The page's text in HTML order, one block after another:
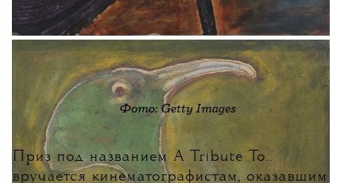
Фото: Getty Images
Приз под названием A Tribute To...
вручается кинематографистам, оказавшим